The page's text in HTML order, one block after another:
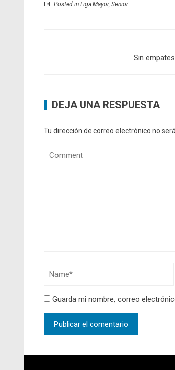
Posted in Liga Mayor, Senior
Sin
DEJA UNA RESPUESTA
Tu dirección de correo electrónico no
Guarda mi nombre, correo